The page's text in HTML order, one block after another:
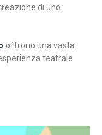
di uno
offrono una vasta
teatrale